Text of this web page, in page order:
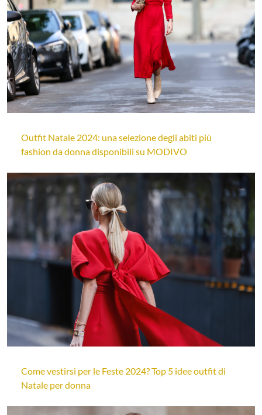
Outfit Natale 2024: una selezione degli abiti più
fashion da donna disponibili su MODIVO
Come vestirsi per le Feste 2024? Top 5 idee outfit di
Natale per donna